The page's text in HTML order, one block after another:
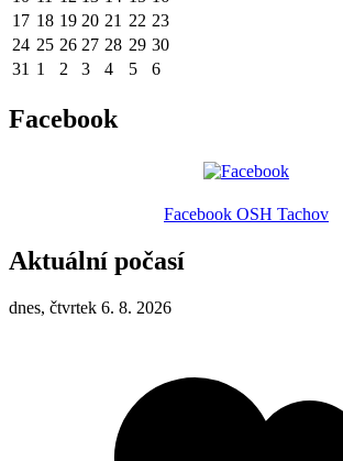
17 18 19 20 21 22 23
24 25 26 27 28 29 30
31 1 2 3 4 5 6
Facebook
Facebook OSH Tachov
Aktuální počasí
dnes, čtvrtek 6. 8. 2026